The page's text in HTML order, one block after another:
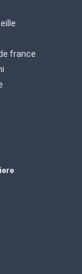
france